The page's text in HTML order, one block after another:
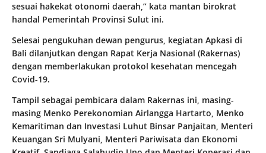
sesuai hakekat otonomi daerah,” kata mantan birokrat
handal Pemerintah Provinsi Sulut ini.
Selesai pengukuhan dewan pengurus, kegiatan Apkasi di
Bali dilanjutkan dengan Rapat Kerja Nasional (Rakernas)
dengan memberlakukan protokol kesehatan mencegah
Covid-19.
Tampil sebagai pembicara dalam Rakernas ini, masing-
masing Menko Perekonomian Airlangga Hartarto, Menko
Kemaritiman dan Investasi Luhut Binsar Panjaitan, Menteri
Keuangan Sri Mulyani, Menteri Pariwisata dan Ekonomi